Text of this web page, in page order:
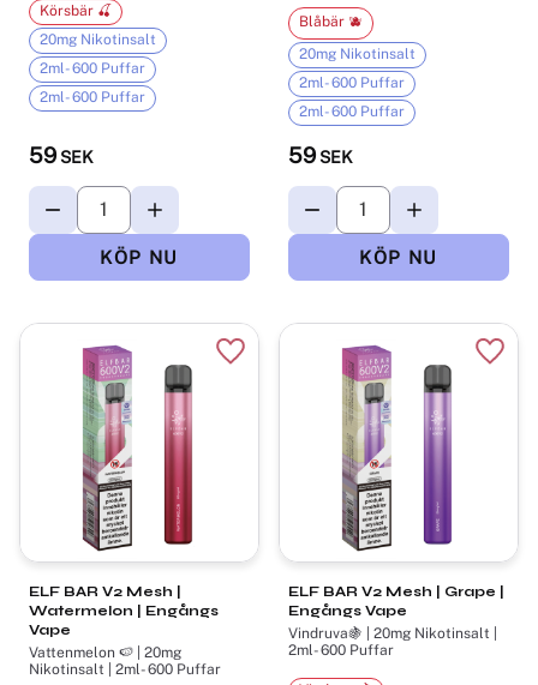
59 SEK
Körsbär 🍒
20mg Nikotinsalt
2ml- 600 Puffar
2ml- 600 Puffar
59 SEK
Blåbär 🫐
20mg Nikotinsalt
2ml- 600 Puffar
2ml- 600 Puffar
ELF BAR V2 Mesh |
Watermelon | Engångs
Vape
Vattenmelon 🍉 | 20mg
Nikotinsalt | 2ml- 600 Puffar
Lägg till i favoriter
ELF BAR V2 Mesh | Grape |
Engångs Vape
Vindruva🍇 | 20mg Nikotinsalt |
2ml- 600 Puffar